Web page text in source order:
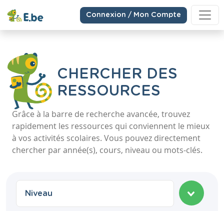
Connexion / Mon Compte
CHERCHER DES
RESSOURCES
Grâce à la barre de recherche avancée, trouvez
rapidement les ressources qui conviennent le mieux
à vos activités scolaires. Vous pouvez directement
chercher par année(s), cours, niveau ou mots-clés.